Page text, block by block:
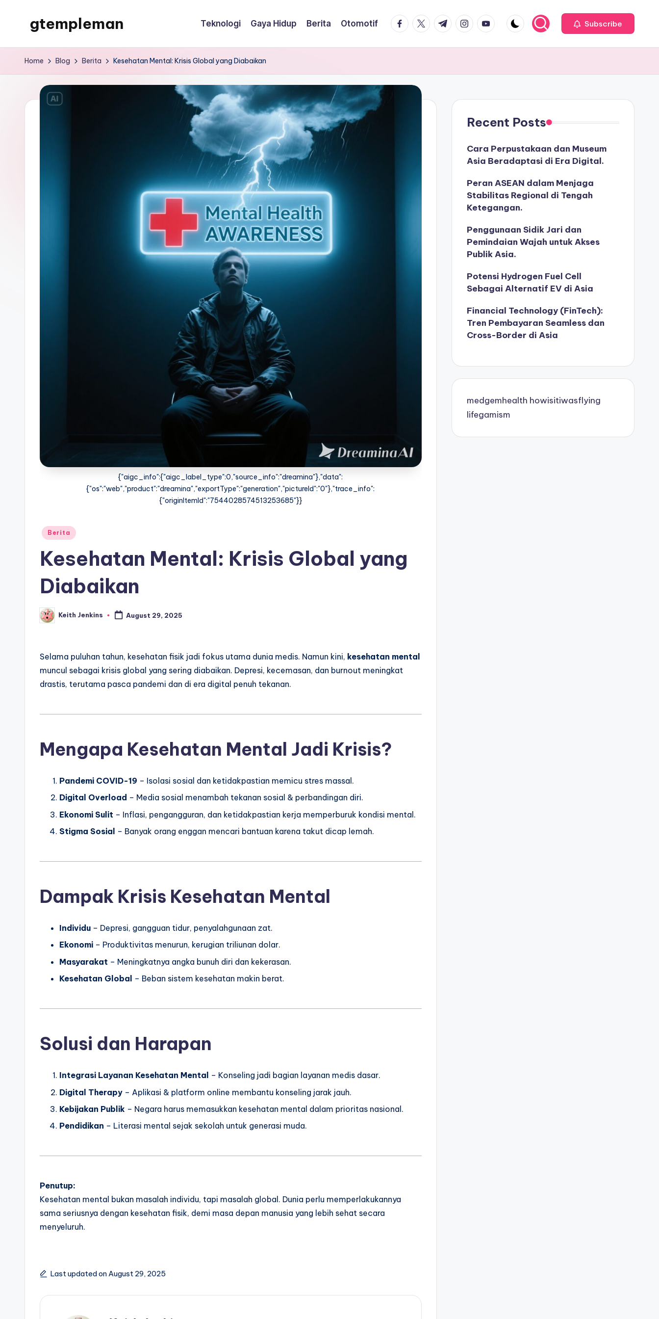
gtempleman Teknologi Gaya Hidup Berita Otomotif facebook.com
twitter.com
t.me instagram.com
youtube.com Subscribe
Home Blog Berita Kesehatan Mental: Krisis Global yang Diabaikan
{"aigc_info":{"aigc_label_type":0,"source_info":"dreamina"},"data":
{"os":"web","product":"dreamina","exportType":"generation","pictureId":"0"},"trace_info":
{"originItemId":"7544028574513253685"}}
Posted
Berita
Kesehatan Mental: Krisis Global yang
Diabaikan
Posted
by
Keith Jenkins August 29, 2025
Selama puluhan tahun, kesehatan fisik jadi fokus utama dunia medis. Namun kini, kesehatan mental
muncul sebagai krisis global yang sering diabaikan. Depresi, kecemasan, dan burnout meningkat
drastis, terutama pasca pandemi dan di era digital penuh tekanan.
Mengapa Kesehatan Mental Jadi Krisis?
Pandemi COVID-19 – Isolasi sosial dan ketidakpastian memicu stres massal.
Digital Overload – Media sosial menambah tekanan sosial & perbandingan diri.
Ekonomi Sulit – Inflasi, pengangguran, dan ketidakpastian kerja memperburuk kondisi mental.
Stigma Sosial – Banyak orang enggan mencari bantuan karena takut dicap lemah.
Dampak Krisis Kesehatan Mental
Individu – Depresi, gangguan tidur, penyalahgunaan zat.
Ekonomi – Produktivitas menurun, kerugian triliunan dolar.
Masyarakat – Meningkatnya angka bunuh diri dan kekerasan.
Kesehatan Global – Beban sistem kesehatan makin berat.
Solusi dan Harapan
Integrasi Layanan Kesehatan Mental – Konseling jadi bagian layanan medis dasar.
Digital Therapy – Aplikasi & platform online membantu konseling jarak jauh.
Kebijakan Publik – Negara harus memasukkan kesehatan mental dalam prioritas nasional.
Pendidikan – Literasi mental sejak sekolah untuk generasi muda.
Penutup:
Kesehatan mental bukan masalah individu, tapi masalah global. Dunia perlu memperlakukannya
sama seriusnya dengan kesehatan fisik, demi masa depan manusia yang lebih sehat secara
menyeluruh.
Last updated on August 29, 2025
Recent Posts
Cara Perpustakaan dan Museum
Asia Beradaptasi di Era Digital.
Peran ASEAN dalam Menjaga
Stabilitas Regional di Tengah
Ketegangan.
Penggunaan Sidik Jari dan
Pemindaian Wajah untuk Akses
Publik Asia.
Potensi Hydrogen Fuel Cell
Sebagai Alternatif EV di Asia
Financial Technology (FinTech):
Tren Pembayaran Seamless dan
Cross-Border di Asia
medgemhealth howisitiwasflying
lifegamism